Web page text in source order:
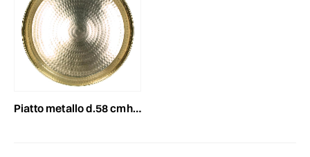
piatto metallo d.58 cmh.5,5 cm martellato oro